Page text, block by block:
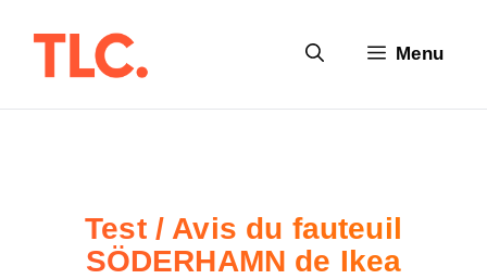
Menu
Test / Avis du fauteuil
SÖDERHAMN de Ikea